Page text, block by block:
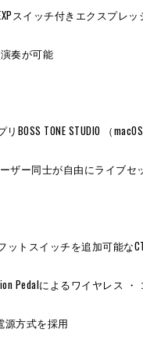
スイッチ付きエクスプレ
奏が可能
TONE STUDIO （
ーザー同士が自由にライブ
トスイッチを追加可能な
Pedalによるワイヤレス
源方式を採用